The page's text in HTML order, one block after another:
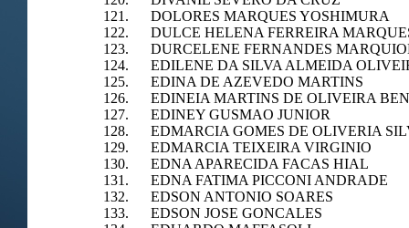
121. DOLORES MARQUES YOSHIMURA
122. DULCE HELENA FERREIRA
123. DURCELENE FERNANDES
124. EDILENE DA SILVA ALMEIDA
125. EDINA DE AZEVEDO MARTINS
126. EDINEIA MARTINS DE OLIVEIRA
127. EDINEY GUSMAO JUNIOR
128. EDMARCIA GOMES DE OLIVERIA
129. EDMARCIA TEIXEIRA VIRGINIO
130. EDNA APARECIDA FACAS HIAL
131. EDNA FATIMA PICCONI ANDRADE
132. EDSON ANTONIO SOARES
133. EDSON JOSE GONCALES